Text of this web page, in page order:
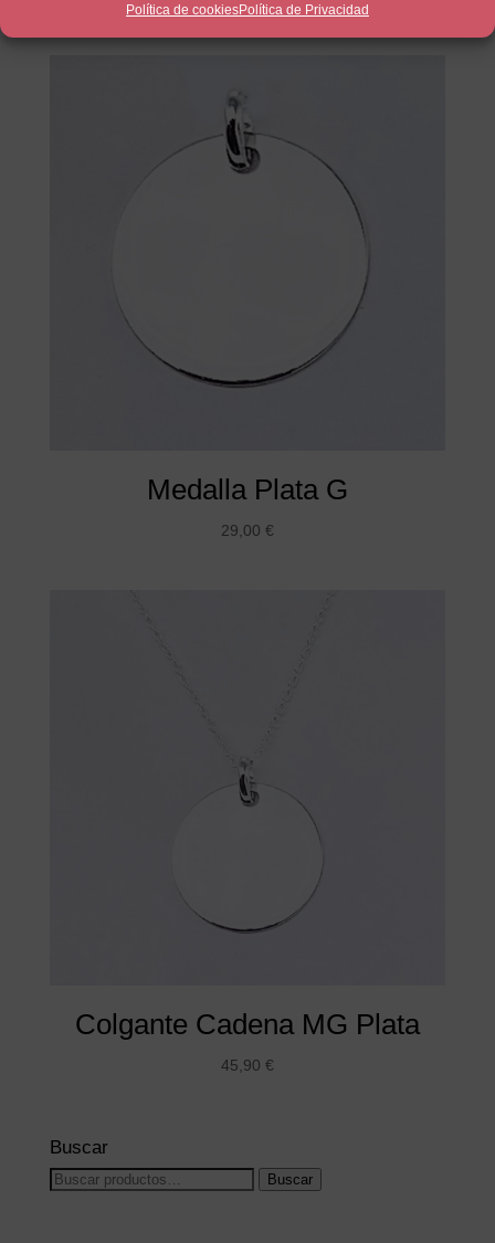
Política de cookiesPolítica de Privacidad
Medalla Plata G
29,00 €
Colgante Cadena MG Plata
45,90 €
Buscar
Buscar
Buscar